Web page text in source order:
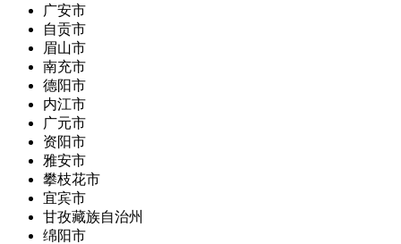
广安市
自贡市
眉山市
南充市
德阳市
内江市
广元市
资阳市
雅安市
攀枝花市
宜宾市
甘孜藏族自治州
绵阳市